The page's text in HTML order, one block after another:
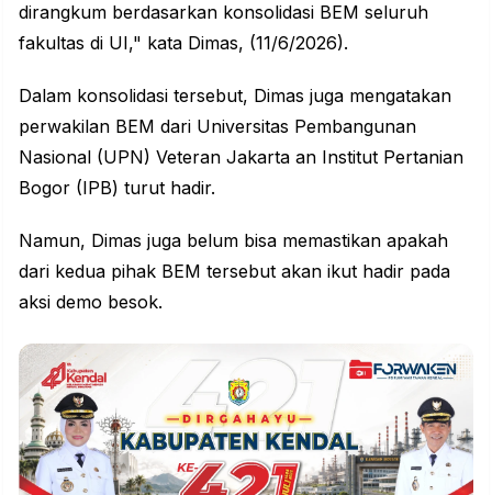
dirangkum berdasarkan konsolidasi BEM seluruh
fakultas di UI," kata Dimas, (11/6/2026).
Dalam konsolidasi tersebut, Dimas juga mengatakan
perwakilan BEM dari Universitas Pembangunan
Nasional (UPN) Veteran Jakarta an Institut Pertanian
Bogor (IPB) turut hadir.
Namun, Dimas juga belum bisa memastikan apakah
dari kedua pihak BEM tersebut akan ikut hadir pada
aksi demo besok.